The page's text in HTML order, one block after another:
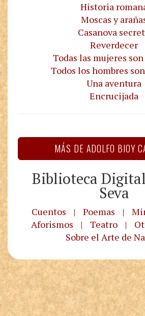
Historia
Moscas y
Casanova
Reverdecer
Todas las mujeres
Todos los hombres
Una aventura
Encrucijada
MÁS DE ADOLFO BIOY
Biblioteca
Seva
Cuentos | Poemas |
Aforismos
| Teatro |
Sobre el Arte de